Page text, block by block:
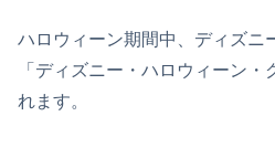
ハロウィーン期間中、ディズニ
「ディズニー・ハロウィーン
れます。